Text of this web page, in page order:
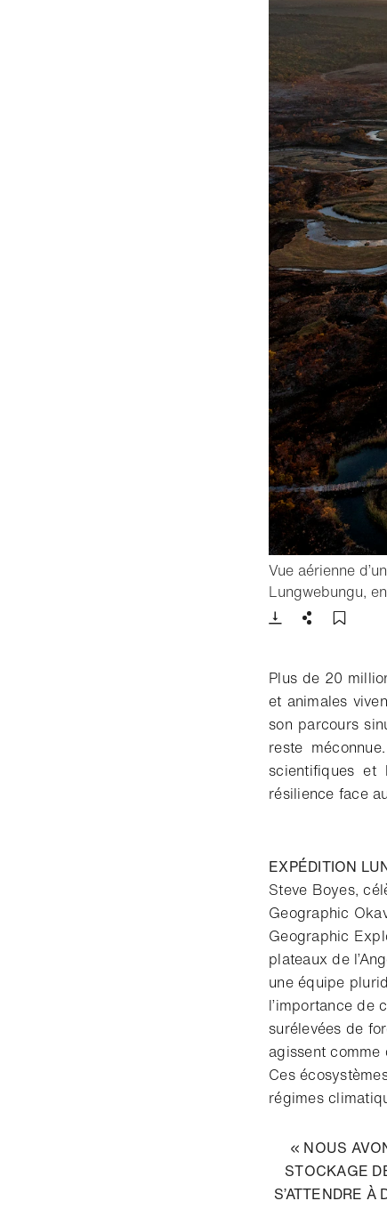
Vue aérienne
Lungwebungu,
Télécharger
Partager
Plus de 20
et animales
son parcours
reste
scientifiques et
résilience face
EXPÉDITION
Steve Boyes,
Geographic
Geographic
plateaux de
une équipe
l’importance de
surélevées de
agissent
Ces
régimes
« NOUS
STOCKAGE
S’ATTENDRE